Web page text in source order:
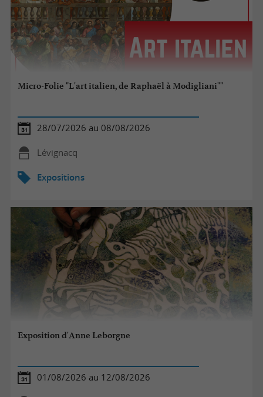
Micro-Folie "L'art italien, de Raphaël à Modigliani""
28/07/2026 au 08/08/2026
Lévignacq
Expositions
Exposition d'Anne Leborgne
01/08/2026 au 12/08/2026